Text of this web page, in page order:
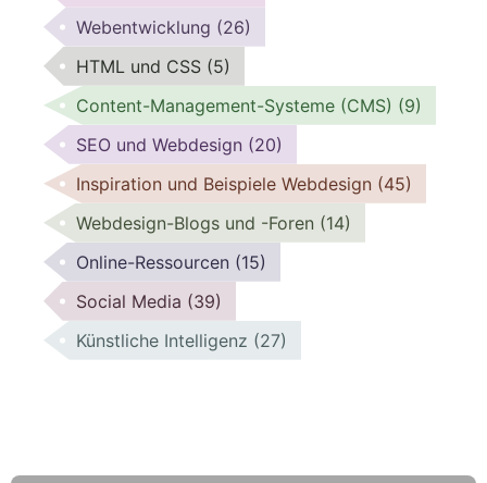
Webentwicklung (26)
HTML und CSS (5)
Content-Management-Systeme (CMS) (9)
SEO und Webdesign (20)
Inspiration und Beispiele Webdesign (45)
Webdesign-Blogs und -Foren (14)
Online-Ressourcen (15)
Social Media (39)
Künstliche Intelligenz (27)